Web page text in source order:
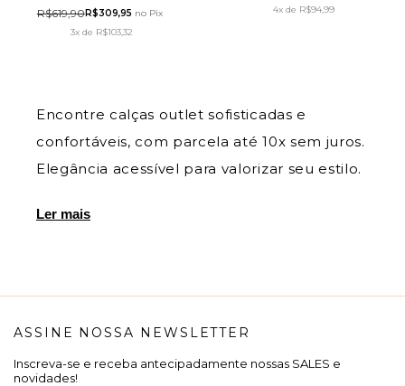
CUT VERDE ESCURO - LUZIA
FAZZOLLI
R$619,90R$309,95 no Pix
3xde R$103,32
4xde R$94,99
Encontre calças outlet sofisticadas e
confortáveis, com parcela até 10x sem juros.
Elegância acessível para valorizar seu estilo.
Ler mais
ASSINE NOSSA NEWSLETTER
Inscreva-se e receba antecipadamente nossas SALES e
novidades!